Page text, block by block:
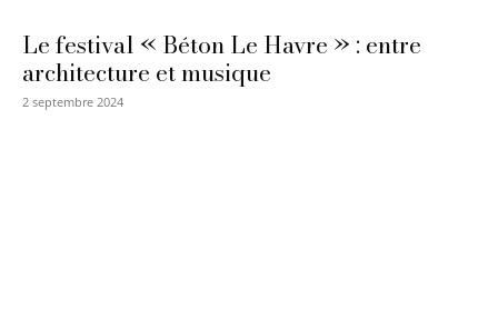
Le festival « Béton Le Havre » : entre
architecture et musique
2 septembre 2024